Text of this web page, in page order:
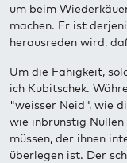
um beim
machen. Er ist
herausreden wird,
Um die Fähigkeit,
ich Kubitschek.
"weisser Neid", wie
wie inbrünstig Nullen
müssen, der ihnen
überlegen ist. Der